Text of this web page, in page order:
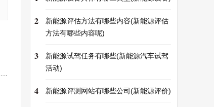
2
新能源评估方法有哪些内容(新能源评估
方法有哪些内容呢)
3
新能源试驾任务有哪些(新能源汽车试驾
活动)
4 新能源评测网站有哪些公司(新能源评价)